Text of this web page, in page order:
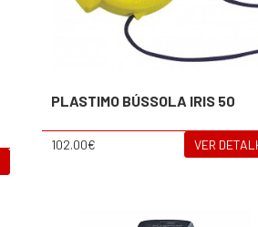
PLASTIMO BÚSSOLA IRIS 50
102.00€ VER